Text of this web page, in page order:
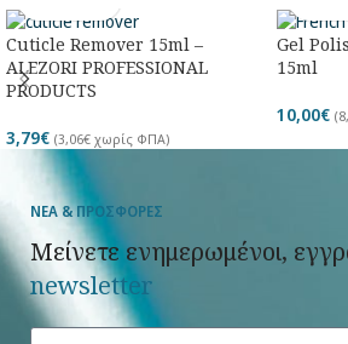
Cuticle Remover 15ml –
ALEZORI PROFESSIONAL
PRODUCTS
3,79€ (3,06€ χωρίς ΦΠΑ)
Gel
15ml
10,00€ (
ΝΕΑ & ΠΡΟΣΦΟΡΕΣ
Μείνετε ενημερωμένοι,
newsletter